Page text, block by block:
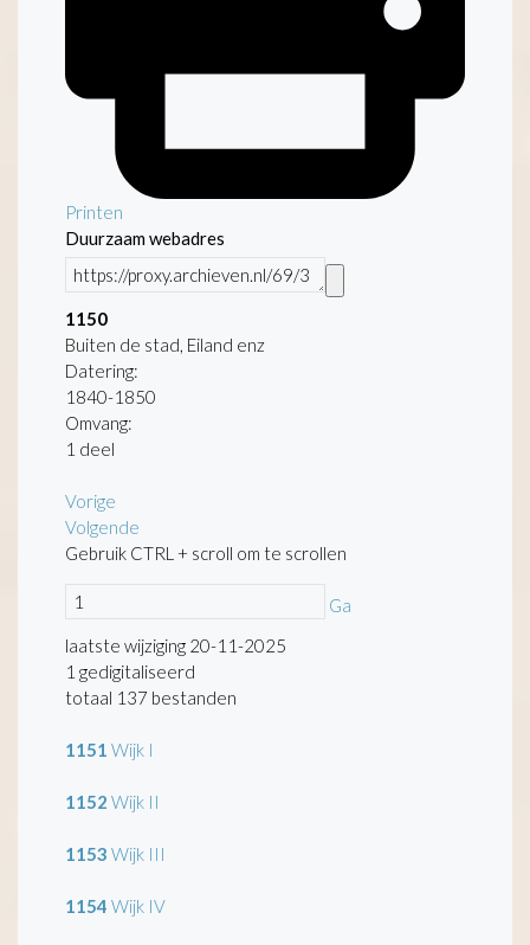
Printen
Duurzaam webadres
1150
Buiten de stad, Eiland enz
Datering:
1840-1850
Omvang:
1 deel
Vorige
Volgende
Gebruik CTRL + scroll om te scrollen
Ga
laatste wijziging 20-11-2025
1 gedigitaliseerd
totaal 137 bestanden
1151 Wijk I
1152 Wijk II
1153 Wijk III
1154 Wijk IV